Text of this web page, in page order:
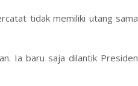
tidak memiliki utang sama
Ia baru saja dilantik Presiden